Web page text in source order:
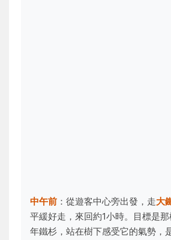
中午前 ：從遊客中心旁出發，走大
平緩好走，來回約1小時。目標是
年鐵杉，站在樹下感受它的氣勢，